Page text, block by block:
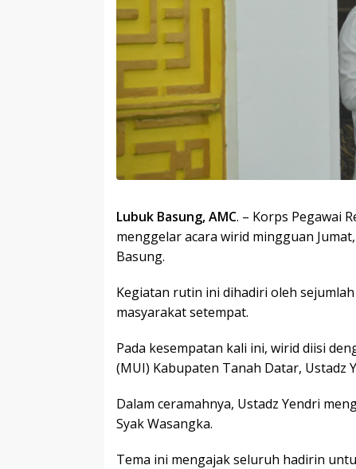
Lubuk Basung, AMC. – Korps Pegawai
menggelar acara wirid mingguan
Basung.
Kegiatan rutin ini dihadiri oleh
masyarakat setempat.
Pada kesempatan kali ini, wirid diisi
(MUI) Kabupaten Tanah Datar, Ustadz
Dalam ceramahnya, Ustadz Yendri
Syak Wasangka.
Tema ini mengajak seluruh hadirin